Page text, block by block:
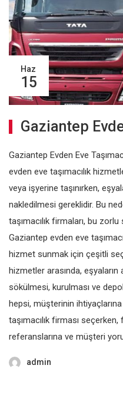
Haz
15
Gaziantep
Gaziantep Evden Eve
evden eve taşımacılık
veya işyerine taşınırken,
nakledilmesi gereklidir. Bu
taşımacılık firmaları, bu
Gaziantep evden eve
hizmet sunmak için çeşitli
hizmetler arasında, eşyaların
sökülmesi, kurulması ve
hepsi, müşterinin
taşımacılık firması
referanslarına ve müşteri
admin